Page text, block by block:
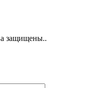
защищены..